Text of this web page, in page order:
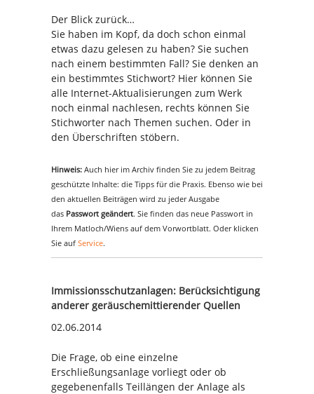
Der Blick zurück…
Sie haben im Kopf, da doch schon einmal
etwas dazu gelesen zu haben? Sie suchen
nach einem bestimmten Fall? Sie denken an
ein bestimmtes Stichwort? Hier können Sie
alle Internet-Aktualisierungen zum Werk
noch einmal nachlesen, rechts können Sie
Stichworter nach Themen suchen. Oder in
den Überschriften stöbern.
Hinweis: Auch hier im Archiv finden Sie zu jedem Beitrag
geschützte Inhalte: die Tipps für die Praxis. Ebenso wie bei
den aktuellen Beiträgen wird zu jeder Ausgabe
das Passwort geändert. Sie finden das neue Passwort in
Ihrem Matloch/Wiens auf dem Vorwortblatt. Oder klicken
Sie auf Service.
Immissionsschutzanlagen: Berücksichtigung
anderer geräuschemittierender Quellen
02.06.2014
Die Frage, ob eine einzelne
Erschließungsanlage vorliegt oder ob
gegebenenfalls Teillängen der Anlage als